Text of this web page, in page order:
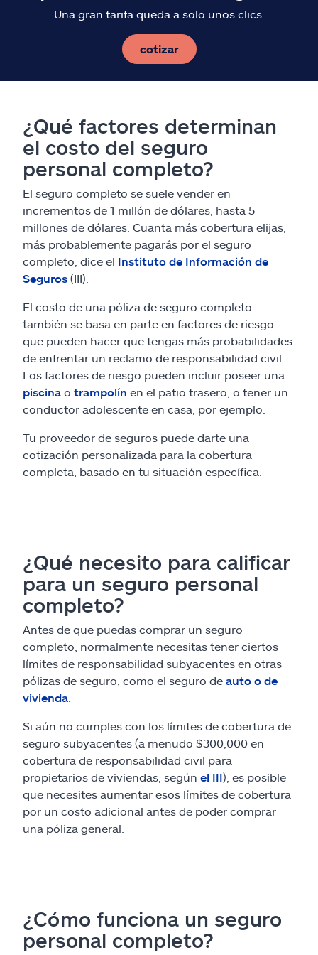
Una gran tarifa queda a solo unos clics.
cotizar
¿Qué factores determinan
el costo del seguro
personal completo?
El seguro completo se suele vender en
incrementos de 1 millón de dólares, hasta 5
millones de dólares. Cuanta más cobertura elijas,
más probablemente pagarás por el seguro
completo, dice el Instituto de Información de
Seguros (III).
El costo de una póliza de seguro completo
también se basa en parte en factores de riesgo
que pueden hacer que tengas más probabilidades
de enfrentar un reclamo de responsabilidad civil.
Los factores de riesgo pueden incluir poseer una
piscina o trampolín en el patio trasero, o tener un
conductor adolescente en casa, por ejemplo.
Tu proveedor de seguros puede darte una
cotización personalizada para la cobertura
completa, basado en tu situación específica.
¿Qué necesito para calificar
para un seguro personal
completo?
Antes de que puedas comprar un seguro
completo, normalmente necesitas tener ciertos
límites de responsabilidad subyacentes en otras
pólizas de seguro, como el seguro de auto o de
vivienda
Si aún no cumples con los límites de cobertura de
seguro subyacentes (a menudo $300,000 en
cobertura de responsabilidad civil para
propietarios de viviendas, según el III), es posible
que necesites aumentar esos límites de cobertura
por un costo adicional antes de poder comprar
una póliza general.
¿Cómo funciona un seguro
personal completo?